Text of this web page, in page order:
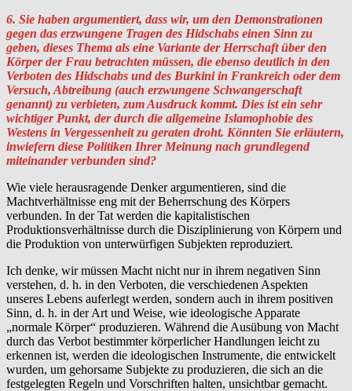
6. Sie haben argumentiert, dass wir, um den Demonstrationen
gegen das erzwungene Tragen des Hidschabs einen Sinn zu
geben, dieses Thema als eine Variante der Herrschaft über den
Körper der Frau betrachten müssen, die ebenso deutlich in den
Verboten des Hidschabs und des Burkini in Frankreich oder dem
Versuch, Abtreibung (auch erzwungene Schwangerschaft
genannt) zu verbieten, zum Ausdruck kommt. Dies ist ein sehr
wichtiger Punkt, der durch die allgemeine Islamophobie des
Westens in Vergessenheit zu geraten droht. Könnten Sie erläutern,
inwiefern diese Politiken Ihrer Meinung nach grundlegend
miteinander verbunden sind?
Wie viele herausragende Denker argumentieren, sind die
Machtverhältnisse eng mit der Beherrschung des Körpers
verbunden. In der Tat werden die kapitalistischen
Produktionsverhältnisse durch die Disziplinierung von Körpern und
die Produktion von unterwürfigen Subjekten reproduziert.
Ich denke, wir müssen Macht nicht nur in ihrem negativen Sinn
verstehen, d. h. in den Verboten, die verschiedenen Aspekten
unseres Lebens auferlegt werden, sondern auch in ihrem positiven
Sinn, d. h. in der Art und Weise, wie ideologische Apparate
„normale Körper“ produzieren. Während die Ausübung von Macht
durch das Verbot bestimmter körperlicher Handlungen leicht zu
erkennen ist, werden die ideologischen Instrumente, die entwickelt
wurden, um gehorsame Subjekte zu produzieren, die sich an die
festgelegten Regeln und Vorschriften halten, unsichtbar gemacht.